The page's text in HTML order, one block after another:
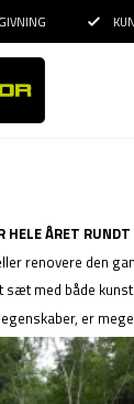
HELE ÅRET RUNDT
renovere den
sæt med både
er